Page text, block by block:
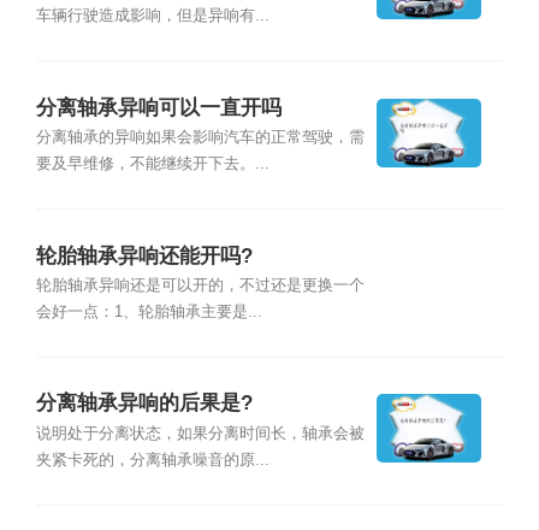
车辆行驶造成影响，但是异响有...
分离轴承异响可以一直开吗
分离轴承的异响如果会影响汽车的正常驾驶，需
要及早维修，不能继续开下去。...
轮胎轴承异响还能开吗?
轮胎轴承异响还是可以开的，不过还是更换一个
会好一点：1、轮胎轴承主要是...
分离轴承异响的后果是?
说明处于分离状态，如果分离时间长，轴承会被
夹紧卡死的，分离轴承噪音的原...